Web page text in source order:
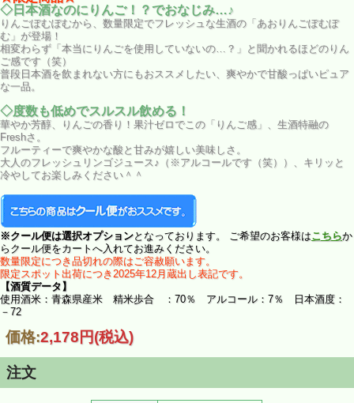
◇日本酒なのにりんご！？でおなじみ…♪
りんごぽむぽむから、数量限定でフレッシュな生酒の「あおりんごぽむぽ
む」が登場！
相変わらず「本当にりんごを使用していないの…？」と聞かれるほどのりん
ご感です（笑）
普段日本酒を飲まれない方にもおススメしたい、爽やかで甘酸っぱいピュア
な一品。
◇度数も低めでスルスル飲める！
華やか芳醇、りんごの香り！果汁ゼロでこの「りんご感」、生酒特融の
Freshさ。
フルーティーで爽やかな酸と甘みが嬉しい美味しさ。
大人のフレッシュリンゴジュース♪（※アルコールです（笑））、キリッと
冷やしてお楽しみください＾＾
※クール便は選択オプションとなっております。 ご希望のお客様はこちらか
らクール便をカートへ入れてお進みください。
数量限定につき品切れの際はご容赦願います。
限定スポット出荷につき2025年12月蔵出し表記です。
【酒質データ】
使用酒米：青森県産米 精米歩合 ：70％ アルコール：7％ 日本酒度：
－72
価格:2,178円(税込)
注文